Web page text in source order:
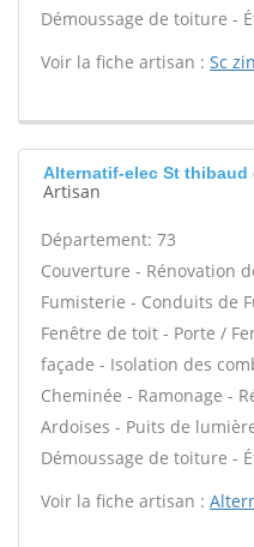
Démoussage de toiture -
Voir la fiche artisan : Sc
Alternatif-elec St thibaud
Artisan
Département: 73
Couverture - Rénovation
Fumisterie - Conduits de
Fenêtre de toit - Porte /
façade - Isolation des
Cheminée - Ramonage -
Ardoises - Puits de
Démoussage de toiture -
Voir la fiche artisan :